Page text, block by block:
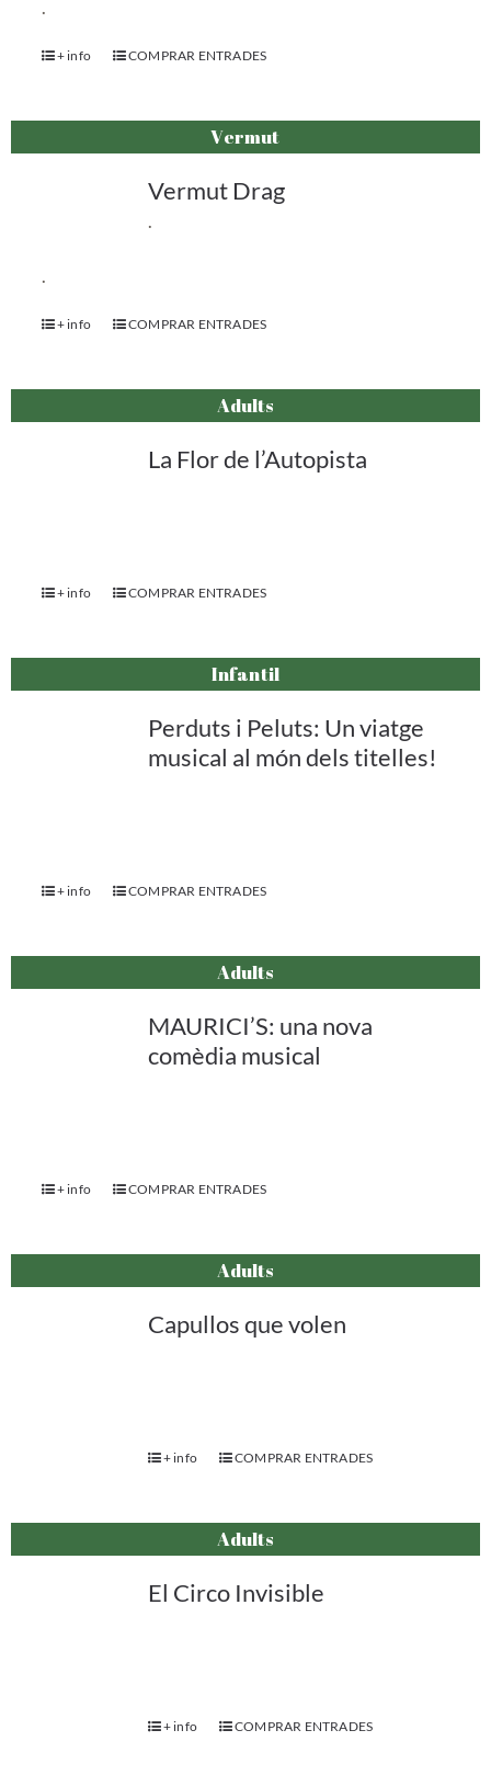
.
+ info COMPRAR ENTRADES
Vermut
Vermut Drag
.
.
+ info COMPRAR ENTRADES
Adults
La Flor de l’Autopista
+ info COMPRAR ENTRADES
Infantil
Perduts i Peluts: Un viatge
musical al món dels titelles!
+ info COMPRAR ENTRADES
Adults
MAURICI’S: una nova
comèdia musical
+ info COMPRAR ENTRADES
Adults
Capullos que volen
COMPRAR ENTRADES
Adults
El Circo Invisible
+ info COMPRAR ENTRADES